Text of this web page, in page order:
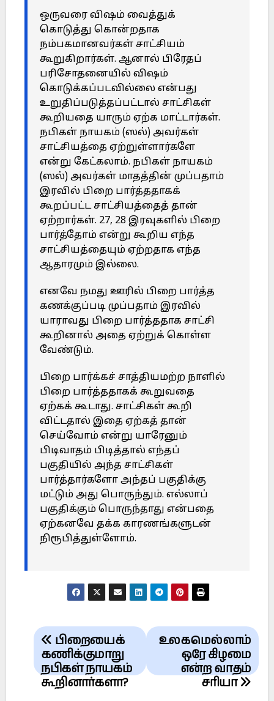
ஒருவரை விஷம் வைத்துக்
கொடுத்து கொன்றதாக
நம்பகமானவர்கள் சாட்சியம்
கூறுகிறார்கள். ஆனால் பிரேதப்
பரிசோதனையில் விஷம்
கொடுக்கப்படவில்லை என்பது
உறுதிப்படுத்தப்பட்டால் சாட்சிகள்
கூறியதை யாரும் ஏற்க மாட்டார்கள்.
நபிகள் நாயகம் (ஸல்) அவர்கள்
சாட்சியத்தை ஏற்றுள்ளார்களே
என்று கேட்கலாம். நபிகள் நாயகம்
(ஸல்) அவர்கள் மாதத்தின் முப்பதாம்
இரவில் பிறை பார்த்ததாகக்
கூறப்பட்ட சாட்சியத்தைத் தான்
ஏற்றார்கள். 27, 28 இரவுகளில் பிறை
பார்த்தோம் என்று கூறிய எந்த
சாட்சியத்தையும் ஏற்றதாக எந்த
ஆதாரமும் இல்லை.
எனவே நமது ஊரில் பிறை பார்த்த
கணக்குப்படி முப்பதாம் இரவில்
யாராவது பிறை பார்த்ததாக சாட்சி
கூறினால் அதை ஏற்றுக் கொள்ள
வேண்டும்.
பிறை பார்க்கச் சாத்தியமற்ற நாளில்
பிறை பார்த்ததாகக் கூறுவதை
ஏற்கக் கூடாது. சாட்சிகள் கூறி
விட்டதால் இதை ஏற்கத் தான்
செய்வோம் என்று யாரேனும்
பிடிவாதம் பிடித்தால் எந்தப்
பகுதியில் அந்த சாட்சிகள்
பார்த்தார்களோ அந்தப் பகுதிக்கு
மட்டும் அது பொருந்தும். எல்லாப்
பகுதிக்கும் பொருந்தாது என்பதை
ஏற்கனவே தக்க காரணங்களுடன்
நிரூபித்துள்ளோம்.
Post
navigation
உலகமெல்லாம்
ஒரே கிழமை
என்ற வாதம்
சரியா
பிறையைக்
கணிக்குமாறு
நபிகள் நாயகம்
கூறினார்களா?